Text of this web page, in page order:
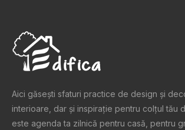
Aici găsești sfaturi practice de design şi
interioare, dar și inspiraţie pentru colţul tău
este agenda ta zilnică pentru casă, pentru